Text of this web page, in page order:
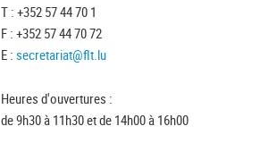
T : +352 57 44 70 1
F : +352 57 44 70 72
E : secretariat@flt.lu
Heures d'ouvertures :
de 9h30 à 11h30 et de 14h00 à 16h00